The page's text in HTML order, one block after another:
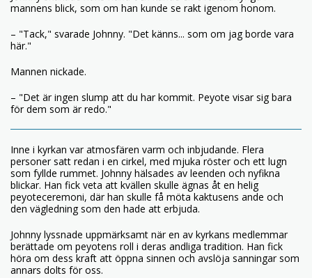
mannens blick, som om han kunde se rakt igenom honom.
– "Tack," svarade Johnny. "Det känns... som om jag borde vara
här."
Mannen nickade.
– "Det är ingen slump att du har kommit. Peyote visar sig bara
för dem som är redo."
Inne i kyrkan var atmosfären varm och inbjudande. Flera
personer satt redan i en cirkel, med mjuka röster och ett lugn
som fyllde rummet. Johnny hälsades av leenden och nyfikna
blickar. Han fick veta att kvällen skulle ägnas åt en helig
peyoteceremoni, där han skulle få möta kaktusens ande och
den vägledning som den hade att erbjuda.
Johnny lyssnade uppmärksamt när en av kyrkans medlemmar
berättade om peyotens roll i deras andliga tradition. Han fick
höra om dess kraft att öppna sinnen och avslöja sanningar som
annars dolts för oss.